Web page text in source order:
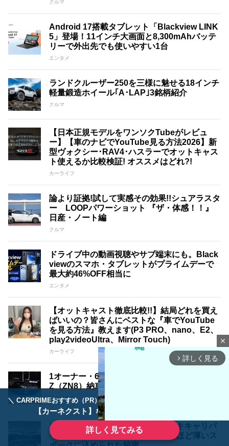
＼ CARPRIMEおすすめ（PR） ／
【カーネクスト】ならどんなクルマも高価買取
詳しく見てみる
クルマ
Android 17搭載タブレット「Blackview LINK
5」登場！11インチ大画面と8,300mAhバッテ
リーで外出先でも使いやすい1台
エンタメ
ランドクルーザー250を三様に魅せる18インチ
軽量鍛造ホイール｢A･LAP｣3銘柄紹介
クルマ
【日本正規モデルをワンソクTubeがレビュ
ー】【車のナビでYouTube見る方法2026】新
型ヴォクシー･RAV4･ハスラーでオットキャス
ト使えるか比較検証! オススメはどれ?!
カーライフ
論より証拠!試して実感その効果!!シュアラスタ
ー LOOPパワーショット 『ザ・体感！！』
日産・ノート編
クルマ
ドライブ中の動画視聴やサブ端末にも。Black
viewのスマホ・タブレットがプライムデーで
最大約46%OFF相当に
エンタメ
【オットキャスト徹底比較!!】結局どれを買え
ばいいの？皆さんにベストな『車でYouTube
を見る方法』教えます(P3 PRO、nano、E2、
play2videoUltra、Mirror Touch)
カーライフ
1オーナー・6MT・OP Brembo装備のGR86 R
Z（ZN8）納車前整備を実施しました
カーライフ
レイズ｢VMF S-01｣はビッグブレーキキャリパ
ーのMINI JCWにも対応！目を疑うほど薄いス
close
arrow_forward_ios 詳しく見る